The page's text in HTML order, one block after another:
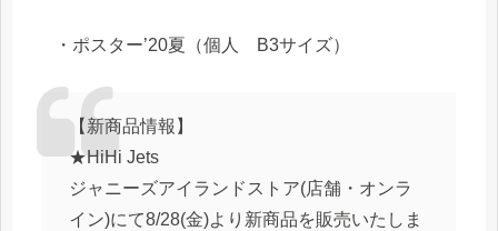
・ポスター’20夏（個人 B3サイズ）
【新商品情報】
★HiHi Jets
ジャニーズアイランドストア(店舗・オンラ
イン)にて8/28(金)より新商品を販売いたしま